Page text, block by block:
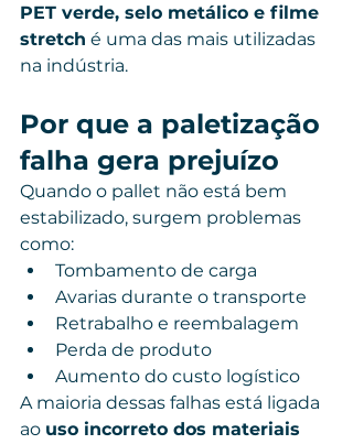
PET verde, selo metálico e filme
stretch é uma das mais utilizadas
na indústria.
Por que a paletização
falha gera prejuízo
Quando o pallet não está bem
estabilizado, surgem problemas
como:
Tombamento de carga
Avarias durante o transporte
Retrabalho e reembalagem
Perda de produto
Aumento do custo logístico
A maioria dessas falhas está ligada
ao uso incorreto dos materiais